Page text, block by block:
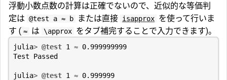
浮動小数点数の計算は正確でないので、近似的な等価判
定は @test a ≈ b または直接 isapprox を使って行いま
す ( ≈ は \approx をタブ補完することで入力できます)。
julia> @test 1 ≈ 0.999999999
Test
Passed
julia> @test 1 ≈ 0.999999